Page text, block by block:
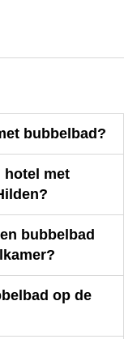
bubbelbad?
hotel met
bubbelbad
op de